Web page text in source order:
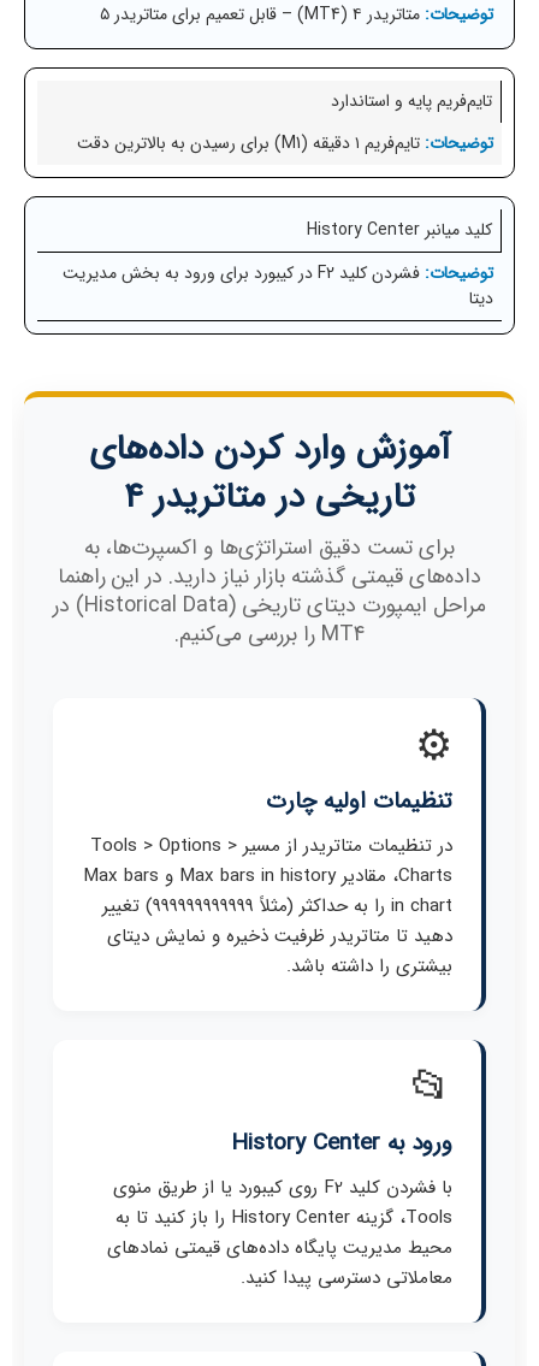
متاتریدر ۴ (MT4) – قابل تعمیم برای متاتریدر ۵
تایم‌فریم پایه و استاندارد
تایم‌فریم ۱ دقیقه (M1) برای رسیدن به بالاترین دقت
کلید میانبر History Center
فشردن کلید F2 در کیبورد برای ورود به بخش مدیریت
دیتا
آموزش وارد کردن داده‌های
تاریخی در متاتریدر ۴
برای تست دقیق استراتژی‌ها و اکسپرت‌ها، به
داده‌های قیمتی گذشته بازار نیاز دارید. در این راهنما
مراحل ایمپورت دیتای تاریخی (Historical Data) در
MT4 را بررسی می‌کنیم.
⚙️
تنظیمات اولیه چارت
در تنظیمات متاتریدر از مسیر Tools > Options >
Charts، مقادیر Max bars in history و Max bars
in chart را به حداکثر (مثلاً 999999999999) تغییر
دهید تا متاتریدر ظرفیت ذخیره و نمایش دیتای
بیشتری را داشته باشد.
📂
ورود به History Center
با فشردن کلید F2 روی کیبورد یا از طریق منوی
Tools، گزینه History Center را باز کنید تا به
محیط مدیریت پایگاه داده‌های قیمتی نمادهای
معاملاتی دسترسی پیدا کنید.